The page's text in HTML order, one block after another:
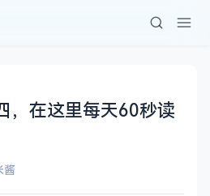
，在这里每天60秒读
酱